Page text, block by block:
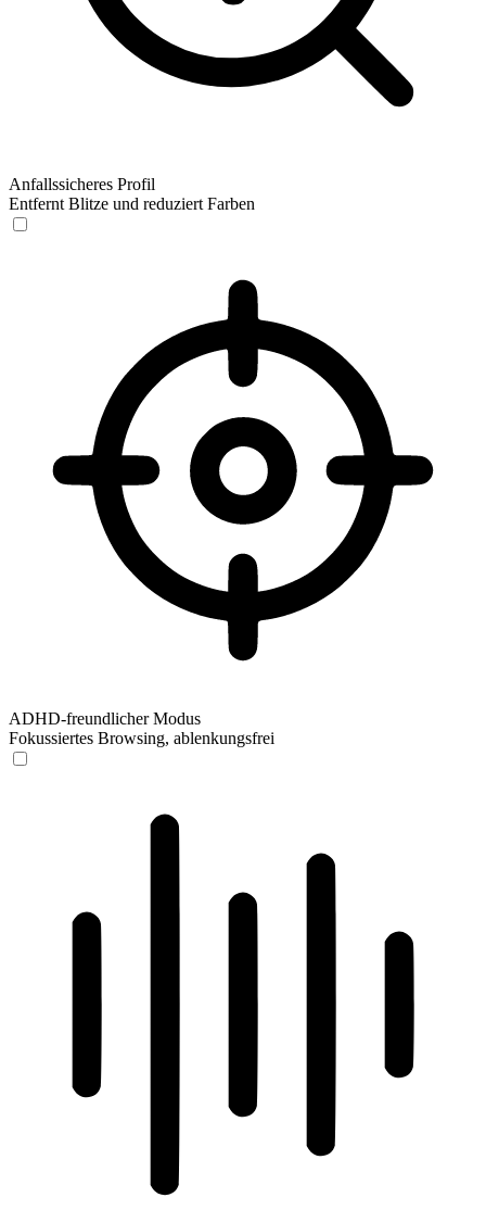
Anfallssicheres Profil
Entfernt Blitze und reduziert Farben
ADHD-freundlicher Modus
Fokussiertes Browsing, ablenkungsfrei